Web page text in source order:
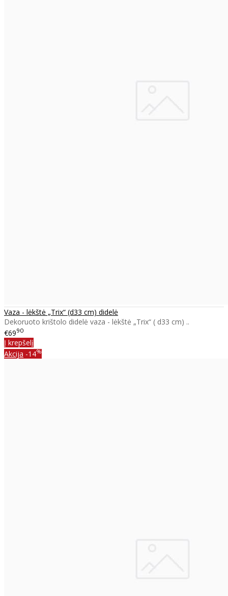
Vaza - lėkštė „Trix“ (d33 cm) didelė
Dekoruoto krištolo didelė vaza - lėkštė „Trix“ ( d33 cm) ..
€6990
Į krepšelį
Akcija -14%